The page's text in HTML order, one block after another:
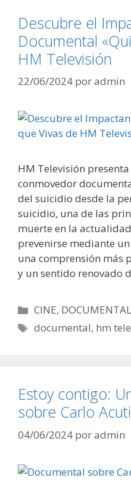
Descubre el
Documental
HM Televisión
22/06/2024 poradmin
HM Televisión
conmovedor
del suicidio desde la
suicidio, una de las
muerte en la
prevenirse mediante
una comprensión más
y un sentido renovado
Categorías
CINE, DOCUMENTAL
Etiquetas
documental, hm
Estoy contigo:
sobre Carlo
04/06/2024 poradmin